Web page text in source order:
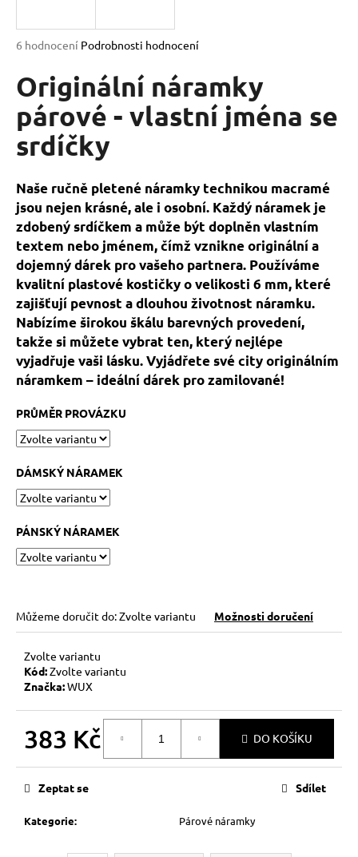
Průměrné
produktu
je
5
hvězdiček.
6 hodnocení Podrobnosti hodnocení
Originální náramky
párové - vlastní jména se
srdíčky
Naše ručně pletené náramky technikou macramé
jsou nejen krásné, ale i osobní. Každý náramek je
zdobený srdíčkem a může být doplněn vlastním
textem nebo jménem, čímž vznikne originální a
dojemný dárek pro vašeho partnera. Používáme
kvalitní plastové kostičky o velikosti 6 mm, které
zajišťují pevnost a dlouhou životnost náramku.
Nabízíme širokou škálu barevných provedení,
takže si můžete vybrat ten, který nejlépe
vyjadřuje vaši lásku. Vyjádřete své city originálním
náramkem – ideální dárek pro zamilované!
PRŮMĚR PROVÁZKU
DÁMSKÝ NÁRAMEK
PÁNSKÝ NÁRAMEK
Můžeme doručit do:Zvolte variantu Možnosti doručení
Zvolte variantu
Kód:Zvolte variantu
Značka:WUX
383 Kč DO KOŠÍKU
Kategorie: Párové náramky
Zeptat se Sdílet
j
t
?
HLEDAT
D
o
p
o
r
u
č
u
e
m
e
HEMATITOVÉ
SRDÍČKO
PORVÁZKOVÝ
NÁRAMEK
169
210
Kč